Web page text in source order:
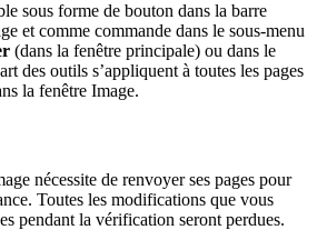
sous forme de bouton dans la barre
et comme commande dans le sous-menu
(dans la fenêtre principale) ou dans le
des outils s’appliquent à toutes les pages
la fenêtre Image.
nécessite de renvoyer ses pages pour
Toutes les modifications que vous
pendant la vérification seront perdues.